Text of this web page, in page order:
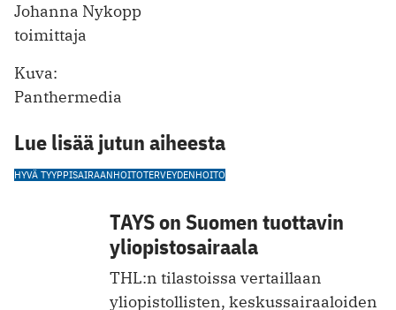
Johanna Nykopp
toimittaja
Kuva:
Panthermedia
Lue lisää jutun aiheesta
HYVÄ TYYPPISAIRAANHOITOTERVEYDENHOITO
TAYS on Suomen tuottavin
yliopistosairaala
THL:n tilastoissa vertaillaan
yliopistollisten, keskussairaaloiden